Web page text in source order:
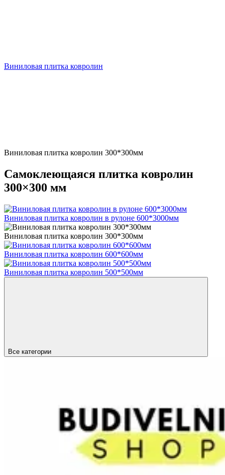
Виниловая плитка ковролин
Виниловая плитка ковролин 300*300мм
Самоклеющаяся плитка ковролин
300×300 мм
Виниловая плитка ковролин в рулоне 600*3000мм
Виниловая плитка ковролин 300*300мм
Виниловая плитка ковролин 600*600мм
Виниловая плитка ковролин 500*500мм
Все категории